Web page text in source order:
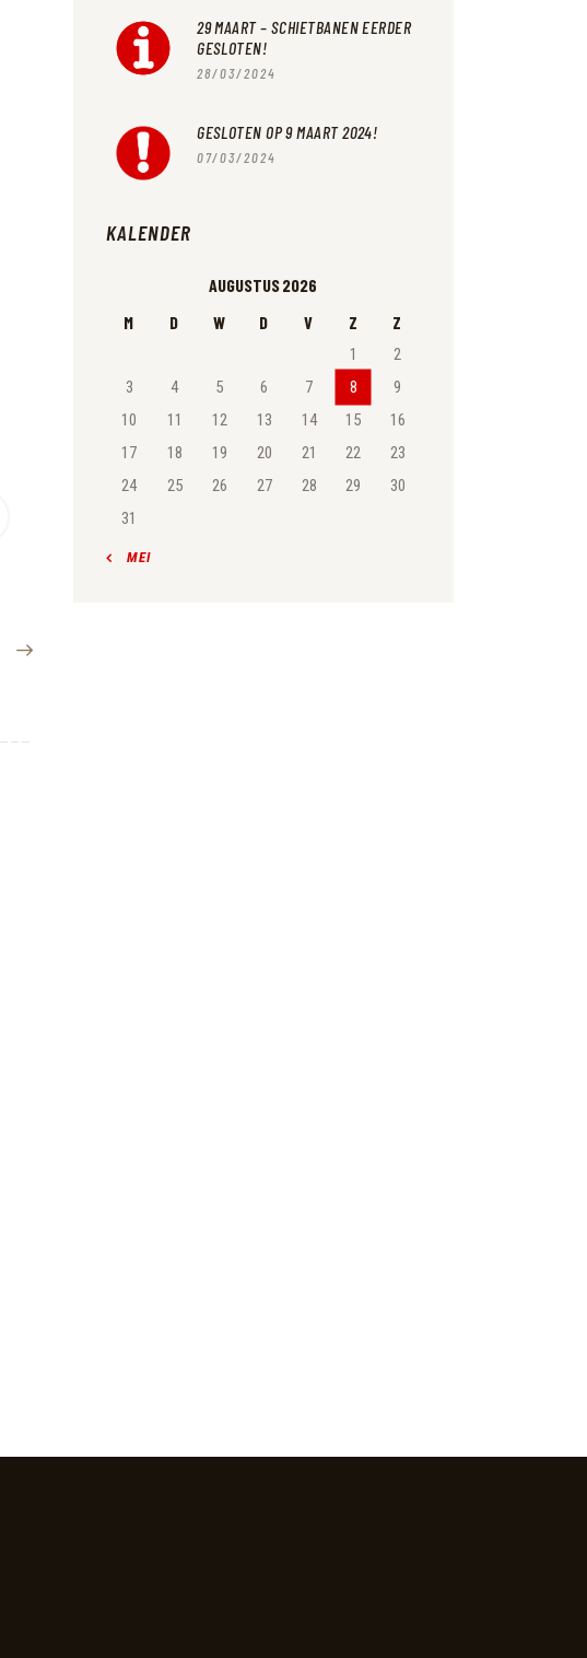
29 MAART – SCHIETBANEN EERDER
GESLOTEN!
28/03/2024
GESLOTEN OP 9 MAART 2024!
07/03/2024
KALENDER
AUGUSTUS 2026
M
D W D V Z Z
1
2
3
4 5 6 7 8
9
10
11 12 13 14 15
16
17
18 19 20 21 22
23
24
25 26 27 28 29
30
31
« MEI